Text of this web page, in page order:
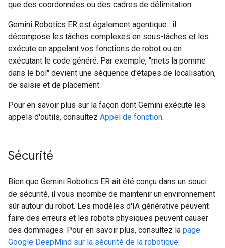
que des coordonnées ou des cadres de délimitation.
Gemini Robotics ER est également agentique : il
décompose les tâches complexes en sous-tâches et les
exécute en appelant vos fonctions de robot ou en
exécutant le code généré. Par exemple, "mets la pomme
dans le bol" devient une séquence d'étapes de localisation,
de saisie et de placement.
Pour en savoir plus sur la façon dont Gemini exécute les
appels d'outils, consultez Appel de fonction.
Sécurité
Bien que Gemini Robotics ER ait été conçu dans un souci
de sécurité, il vous incombe de maintenir un environnement
sûr autour du robot. Les modèles d'IA générative peuvent
faire des erreurs et les robots physiques peuvent causer
des dommages. Pour en savoir plus, consultez la page
Google DeepMind sur la sécurité de la robotique.